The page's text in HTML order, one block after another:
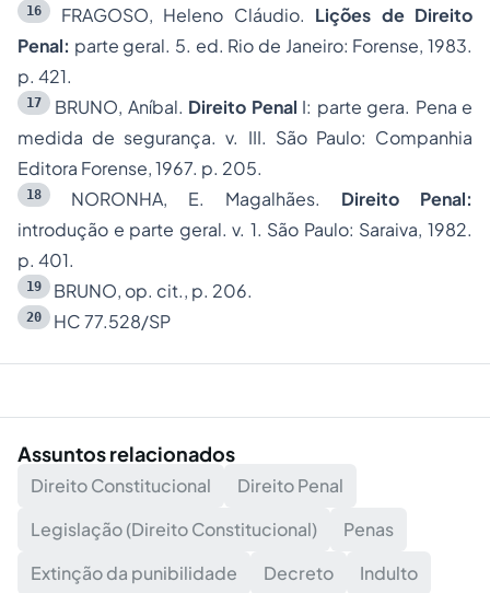
16 FRAGOSO, Heleno Cláudio. Lições de Direito
Penal: parte geral. 5. ed. Rio de Janeiro: Forense, 1983.
p. 421.
17 BRUNO, Aníbal. Direito Penal I: parte gera. Pena e
medida de segurança. v. III. São Paulo: Companhia
Editora Forense, 1967. p. 205.
18 NORONHA, E. Magalhães. Direito Penal:
introdução e parte geral. v. 1. São Paulo: Saraiva, 1982.
p. 401.
19 BRUNO, op. cit., p. 206.
20 HC 77.528/SP
Assuntos relacionados
Direito Constitucional
Direito Penal
Legislação (Direito Constitucional)
Penas
Extinção da punibilidade
Decreto
Indulto